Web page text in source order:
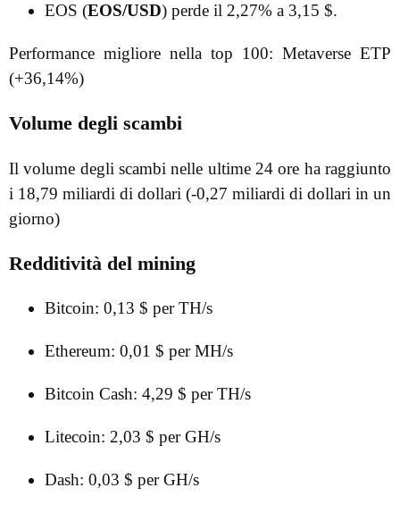
EOS (EOS/USD) perde il 2,27% a 3,15 $.
Performance migliore nella top 100: Metaverse ETP
(+36,14%)
Volume degli scambi
Il volume degli scambi nelle ultime 24 ore ha raggiunto
i 18,79 miliardi di dollari (-0,27 miliardi di dollari in un
giorno)
Redditività del mining
Bitcoin: 0,13 $ per TH/s
Ethereum: 0,01 $ per MH/s
Bitcoin Cash: 4,29 $ per TH/s
Litecoin: 2,03 $ per GH/s
Dash: 0,03 $ per GH/s